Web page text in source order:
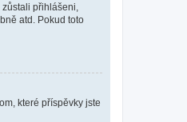
přihlášeni,
atd. Pokud toto
které příspěvky jste